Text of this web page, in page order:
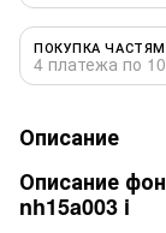
ПОКУПКА
4 платежа по
Описание
Описание
nh15a003 i